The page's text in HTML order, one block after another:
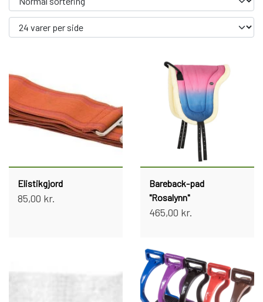
Elistikgjord
85,00 kr.
Bareback-pad
"Rosalynn"
465,00 kr.